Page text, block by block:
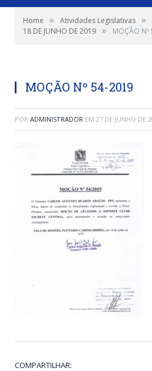
Home » Atividades Legislativas »
18 DE JUNHO DE 2019 » MOÇÃO
MOÇÃO Nº 54-2019
POR ADMINISTRADOR EM 27 DE JUNHO DE
COMPARTILHAR: